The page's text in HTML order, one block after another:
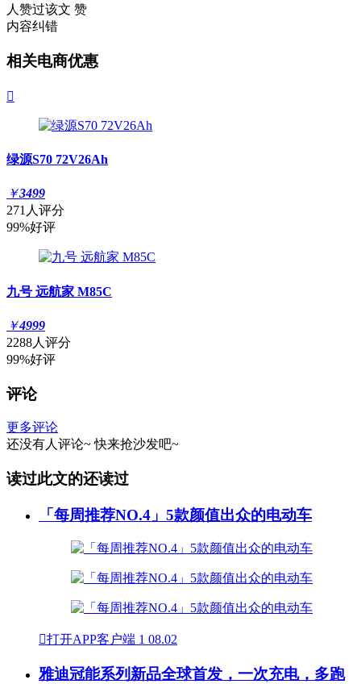
人赞过该文 赞
内容纠错
相关电商优惠

绿源S70 72V26Ah
￥3499
271人评分
99%好评
九号 远航家 M85C
￥4999
2288人评分
99%好评
评论
更多评论
还没有人评论~ 快来抢沙发吧~
读过此文的还读过
「每周推荐NO.4」5款颜值出众的电动车
打开APP客户端 1 08.02
雅迪冠能系列新品全球首发，一次充电，多跑